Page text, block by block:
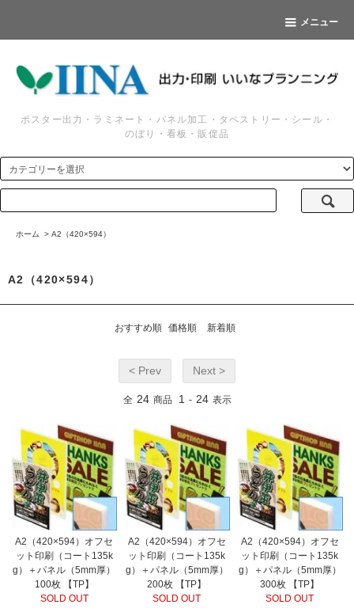
メニュー
ポスター出力・ラミネート・パネル加工・タペストリー・シール・
のぼり・看板・販促品
ホーム > A2（420×594）
A2（420×594）
おすすめ順 価格順 新着順
< Prev Next >
全 24 商品 1 - 24 表示
A2（420×594）オフセ
ット印刷（コート135k
g）＋パネル（5mm厚）
100枚 【TP】
SOLD OUT
A2（420×594）オフセ
ット印刷（コート135k
g）＋パネル（5mm厚）
200枚 【TP】
SOLD OUT
A2（420×594）オフセ
ット印刷（コート135k
g）＋パネル（5mm厚）
300枚 【TP】
SOLD OUT